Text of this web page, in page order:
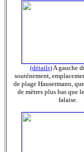
(détails)A gauche
souténement,
de plage Hausermann,
de mètres plus bas que
falaise.